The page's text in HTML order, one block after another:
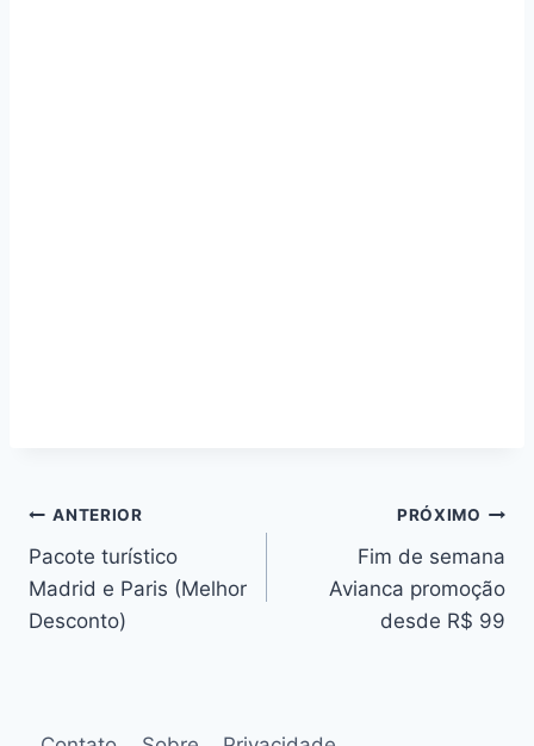
Navegação
de
Post
ANTERIOR
Pacote turístico
Madrid e Paris (Melhor
Desconto)
PRÓXIMO
Fim de semana
Avianca promoção
desde R$ 99